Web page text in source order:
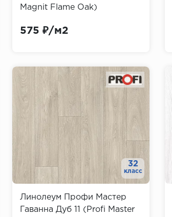
Magnit Flame Oak)
575 ₽/м2
32
класс
Линолеум Профи Мастер
Гаванна Дуб 11 (Profi Master